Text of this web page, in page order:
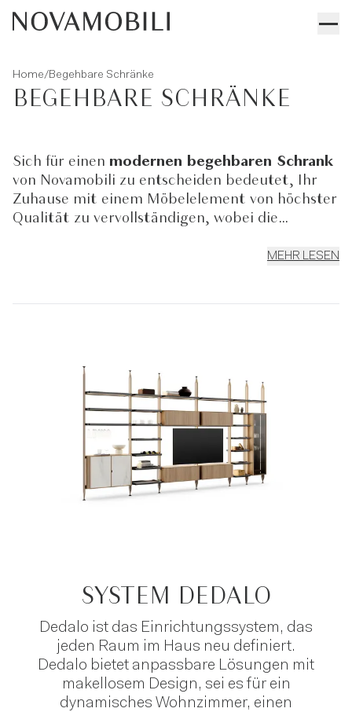
Home/Begehbare Schränke
BEGEHBARE SCHRÄNKE
Sich für einen modernen begehbaren Schrank
von Novamobili zu entscheiden bedeutet, Ihr
Zuhause mit einem Möbelelement von höchster
Qualität zu vervollständigen, wobei die
Detail den großen Unterschied ausmachen.
Ablagen. Das sind nur einige der
Möbelelemente, Lösungen und Besonderheiten
aus unserem Novamobili-Katalog. Mit einem
begehbaren Design-Schrankkönnen Sie Ihre
Räumlichkeiten auf rationellere Weise gestalten
und organisieren. Farben, Linien und Formen
verleihen Ihrem Schlafzimmer dabei eine
moderne Ausstrahlung. Entdecken Sie die
MEHR LESEN
SYSTEM DEDALO
Dedalo ist das Einrichtungssystem, das
jeden Raum im Haus neu definiert.
Dedalo bietet anpassbare Lösungen mit
makellosem Design, sei es für ein
dynamisches Wohnzimmer, einen